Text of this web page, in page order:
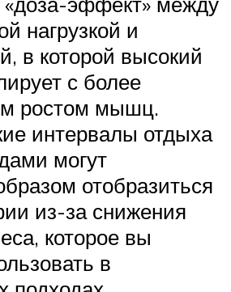
нагрузкой и
в которой высокий
с более
ростом мышц.
интервалы отдыха
могут
отобразиться
из-за снижения
которое вы
в